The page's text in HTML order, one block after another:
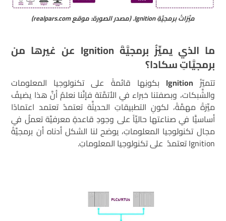
ميِّزاتُ برمجيَّةِ Ignition. (مصدر الصورة: موقع realpars.com)
ما الذي يميِّزُ برمجيَّةَ Ignition عن غيرها من
برمجيَّاتِ سكادا؟
تتميّزُ Ignition بكونِها قائمةً على تكنولوجيا المعلومات
والشَّبكات، وبصفتنا خبراء في الأتمَّتة فإنَّنا نعلمُ أنَّ هذا يضيفُ
ميِّزةً مهمَّةً، لكونِ التطبيقاتِ الحديثَّة تعتمدُ تعتمد اعتمادًا
أساسيًّا في صناعتها حاليِّاً على وجودِ قاعدةٍ معرفيَّة تعملُ في
مجال تكنولوجيا المعلوماتِ، يوضح لنا الشكل أدناه أن برمجيَّةُ
Ignition تعتمدُ على تكنولوجيا المعلوماتِ.